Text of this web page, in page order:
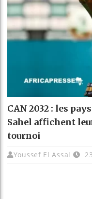
CAN 2032 : les
Sahel affichent
tournoi
Youssef El Assal